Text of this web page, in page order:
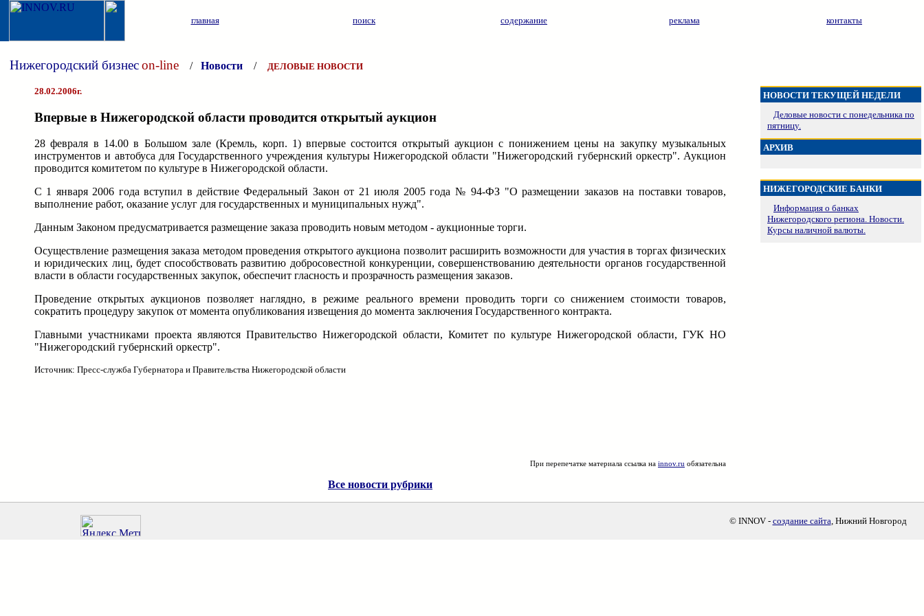
главная поиск содержание реклама контакты
Нижегородский бизнесon-line / Новости / ДЕЛОВЫЕ НОВОСТИ
28.02.2006г.
Впервые в Нижегородской области проводится открытый аукцион
28 февраля в 14.00 в Большом зале (Кремль, корп. 1) впервые состоится открытый аукцион с понижением цены на закупку музыкальных
инструментов и автобуса для Государственного учреждения культуры Нижегородской области "Нижегородский губернский оркестр". Аукцион
проводится комитетом по культуре в Нижегородской области.
С 1 января 2006 года вступил в действие Федеральный Закон от 21 июля 2005 года № 94-ФЗ "О размещении заказов на поставки товаров,
выполнение работ, оказание услуг для государственных и муниципальных нужд".
Данным Законом предусматривается размещение заказа проводить новым методом - аукционные торги.
Осуществление размещения заказа методом проведения открытого аукциона позволит расширить возможности для участия в торгах физических
и юридических лиц, будет способствовать развитию добросовестной конкуренции, совершенствованию деятельности органов государственной
власти в области государственных закупок, обеспечит гласность и прозрачность размещения заказов.
Проведение открытых аукционов позволяет наглядно, в режиме реального времени проводить торги со снижением стоимости товаров,
сократить процедуру закупок от момента опубликования извещения до момента заключения Государственного контракта.
Главными участниками проекта являются Правительство Нижегородской области, Комитет по культуре Нижегородской области, ГУК НО
"Нижегородский губернский оркестр".
Источник: Пресс-служба Губернатора и Правительства Нижегородской области
При перепечатке материала ссылка на innov.ru обязательна
Все новости рубрики
НОВОСТИ ТЕКУЩЕЙ НЕДЕЛИ
Деловые новости с понедельника по
пятницу.
АРХИВ
НИЖЕГОРОДСКИЕ БАНКИ
Информация о банках
Нижегородского региона. Новости.
Курсы наличной валюты.
© INNOV - создание сайта, Нижний Новгород